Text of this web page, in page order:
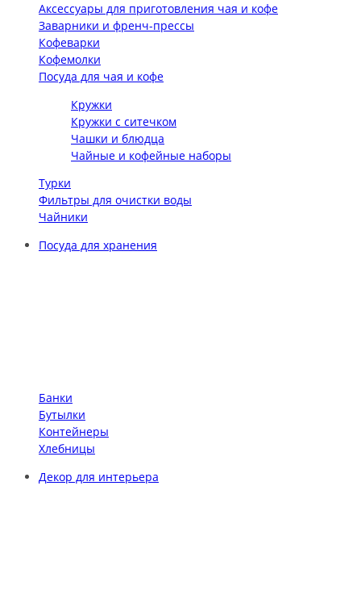
Аксессуары для приготовления чая и кофе
Заварники и френч-прессы
Кофеварки
Кофемолки
Посуда для чая и кофе
Кружки
Кружки с ситечком
Чашки и блюдца
Чайные и кофейные наборы
Турки
Фильтры для очистки воды
Чайники
Посуда для хранения
Банки
Бутылки
Контейнеры
Хлебницы
Декор для интерьера